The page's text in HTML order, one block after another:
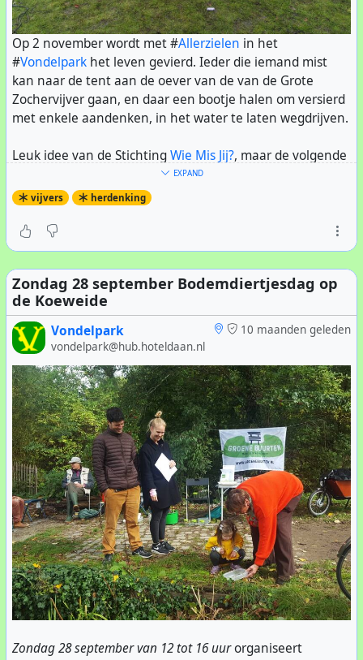
voertuigen gaat moet ik nog zien gebeuren.
De beste oplossing lijkt mij om gewoon de maximale
snelheid in het park te beperken tot 16 km/h. Dan heb je
alle snelle voertuigen in één klap! -En dan ook
handhaven!
Op 2 november wordt met #Allerzielen in het
#Vondelpark het leven gevierd. Ieder die iemand mist
kan naar de tent aan de oever van de van de Grote
Zochervijver gaan, en daar een bootje halen om versierd
met enkele aandenken, in het water te laten wegdrijven.
Leuk idee van de StichtingWie Mis Jij?, maar de volgende
dag waren de hoveniers druk bezig al het drijfafval weer
uit het water te vissen.
EXPAND
vijvers herdenking
Zondag 28 september Bodemdiertjesdag op
de Koeweide
10 maanden geleden
Vondelpark
vondelpark@hub.hoteldaan.nl
Zondag 28 september van 12 tot 16 uurorganiseert